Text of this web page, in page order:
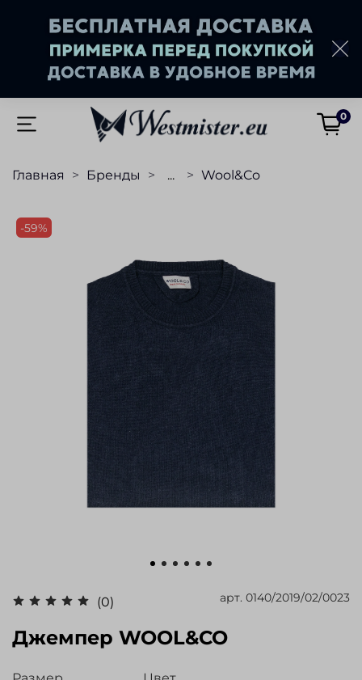
0
Главная Бренды ... Wool&Co
-59%
(0) арт. 0140/2019/02/0023
Джемпер WOOL&CO